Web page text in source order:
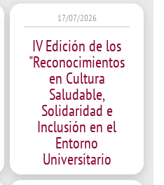
17/07/2026
IV Edición de los
"Reconocimientos
en Cultura
Saludable,
Solidaridad e
Inclusión en el
Entorno
Universitario